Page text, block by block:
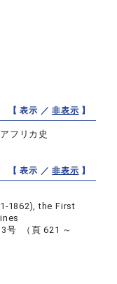
【 表示 ／非表示 】
フリカ史
【 表示 ／非表示 】
1862), the First
号 （頁 621 ～